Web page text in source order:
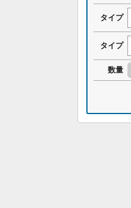
タイプ
タイプ
数量